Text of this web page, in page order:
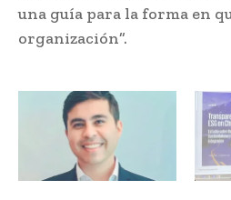
una guía para la forma en
organización”.